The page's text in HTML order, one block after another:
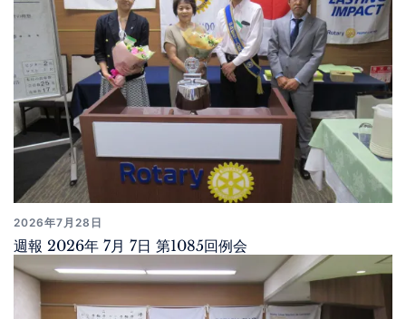
2026年7月28日
週報 2026年 7月 7日 第1085回例会